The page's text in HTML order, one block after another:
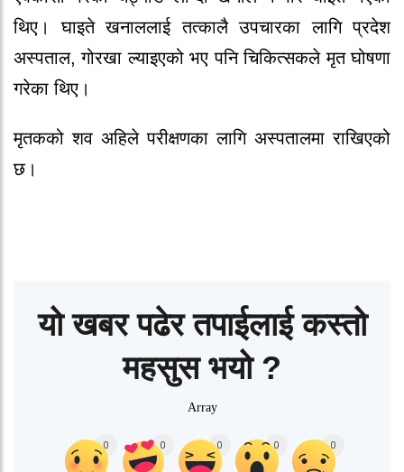
थिए। घाइते खनाललाई तत्कालै उपचारका लागि प्रदेश
अस्पताल, गोरखा ल्याइएको भए पनि चिकित्सकले मृत घोषणा
गरेका थिए।
मृतकको शव अहिले परीक्षणका लागि अस्पतालमा राखिएको
छ।
यो खबर पढेर तपाईलाई कस्तो
महसुस भयो ?
Array
0 0 0 0 0